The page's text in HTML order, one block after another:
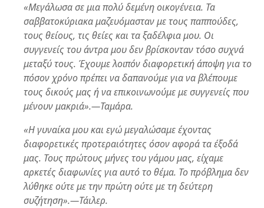
«Μεγάλωσα σε μια πολύ δεμένη οικογένεια. Τα
σαββατοκύριακα μαζευόμασταν με τους παππούδες,
τους θείους, τις θείες και τα ξαδέλφια μου. Οι
συγγενείς του άντρα μου δεν βρίσκονταν τόσο συχνά
μεταξύ τους. Έχουμε λοιπόν διαφορετική άποψη για το
πόσον χρόνο πρέπει να δαπανούμε για να βλέπουμε
τους δικούς μας ή να επικοινωνούμε με συγγενείς που
μένουν μακριά».—Ταμάρα.
«Η γυναίκα μου και εγώ μεγαλώσαμε έχοντας
διαφορετικές προτεραιότητες όσον αφορά τα έξοδά
μας. Τους πρώτους μήνες του γάμου μας, είχαμε
αρκετές διαφωνίες για αυτό το θέμα. Το πρόβλημα δεν
λύθηκε ούτε με την πρώτη ούτε με τη δεύτερη
συζήτηση».—Τάιλερ.